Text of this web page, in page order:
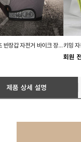
키밍 스포츠 반장갑 자전거 바이크 장갑 남자 작업
회원
제품 상세 설명